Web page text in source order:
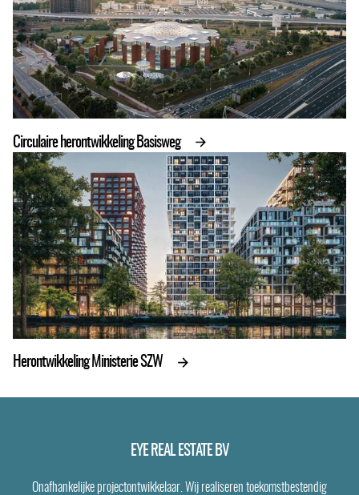
Circulaire herontwikkeling Basisweg
Herontwikkeling Ministerie SZW
EYE REAL ESTATE BV
Onafhankelijke projectontwikkelaar. Wij realiseren toekomstbestendig